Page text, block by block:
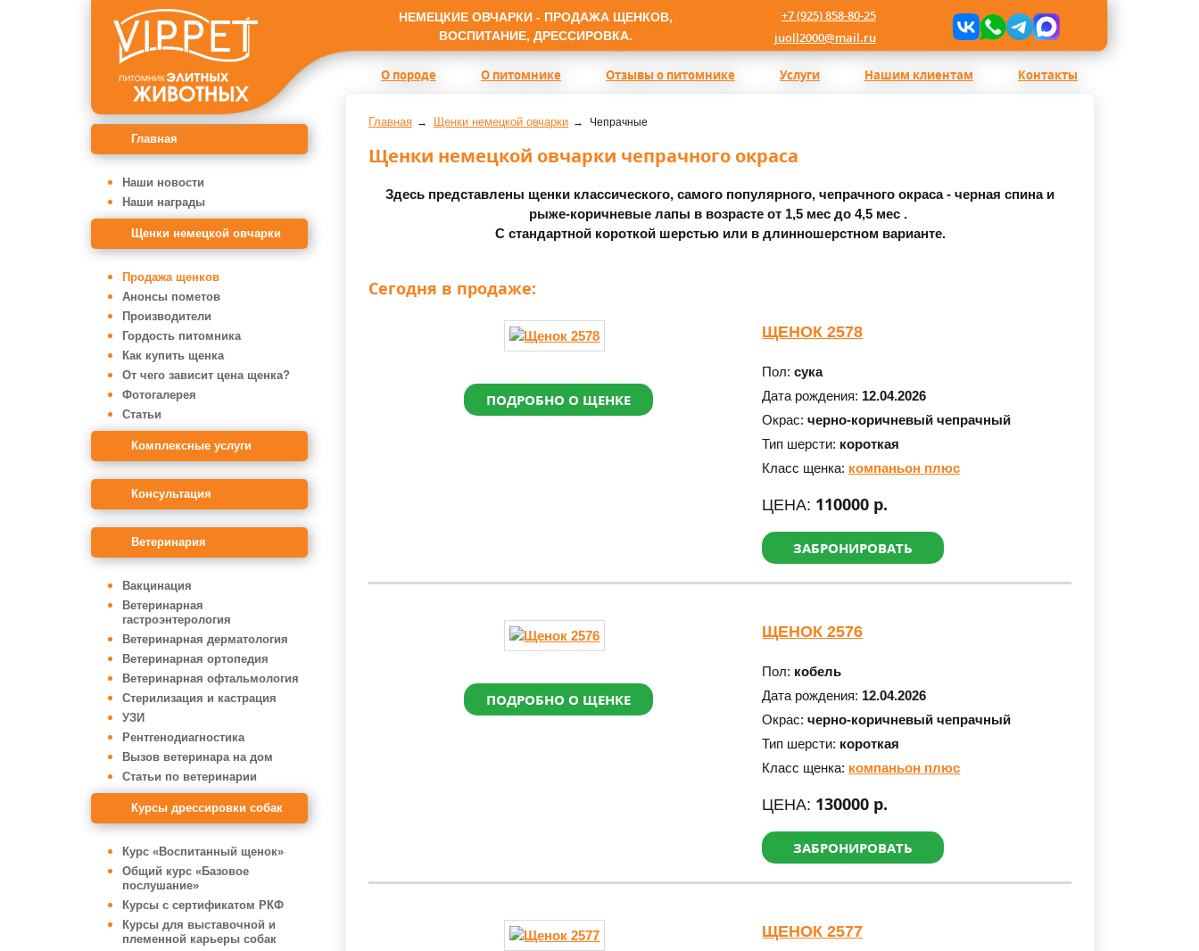
НЕМЕЦКИЕ ОВЧАРКИ - ПРОДАЖА ЩЕНКОВ,
ВОСПИТАНИЕ, ДРЕССИРОВКА.
+7 (925) 858-80-25
juoll2000@mail.ru
О породе О питомнике Отзывы о питомнике Услуги Нашим клиентам Контакты
Главная
Наши новости
Наши награды
Щенки немецкой овчарки
Продажа щенков
Анонсы пометов
Производители
Гордость питомника
Как купить щенка
От чего зависит цена щенка?
Фотогалерея
Статьи
Комплексные услуги
Консультация
Ветеринария
Вакцинация
Ветеринарная
гастроэнтерология
Ветеринарная дерматология
Ветеринарная ортопедия
Ветеринарная офтальмология
Стерилизация и кастрация
УЗИ
Рентгенодиагностика
Вызов ветеринара на дом
Статьи по ветеринарии
Курсы дрессировки собак
Курс «Воспитанный щенок»
Общий курс «Базовое
послушание»
Курсы с сертификатом РКФ
Курсы для выставочной и
племенной карьеры собак
Главная Щенки немецкой овчарки Чепрачные
Щенки немецкой овчарки чепрачного окраса
Здесь представлены щенки классического, самого популярного, чепрачного окраса - черная спина и
рыже-коричневые лапы в возрасте от 1,5 мес до 4,5 мес .
С стандартной короткой шерстью или в длинношерстном варианте.
Сегодня в продаже:
ПОДРОБНО О ЩЕНКЕ
ЩЕНОК 2578
Пол:сука
Дата рождения: 12.04.2026
Окрас:черно-коричневый чепрачный
Тип шерсти: короткая
Класс щенка: компаньон плюс
ЦЕНА: 110000 р.
ЗАБРОНИРОВАТЬ
ПОДРОБНО О ЩЕНКЕ
ЩЕНОК 2576
Пол: кобель
Дата рождения: 12.04.2026
Окрас:черно-коричневый чепрачный
Тип шерсти: короткая
Класс щенка: компаньон плюс
ЦЕНА: 130000 р.
ЗАБРОНИРОВАТЬ
ЩЕНОК 2577